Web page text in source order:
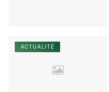
ACTUALITÉ